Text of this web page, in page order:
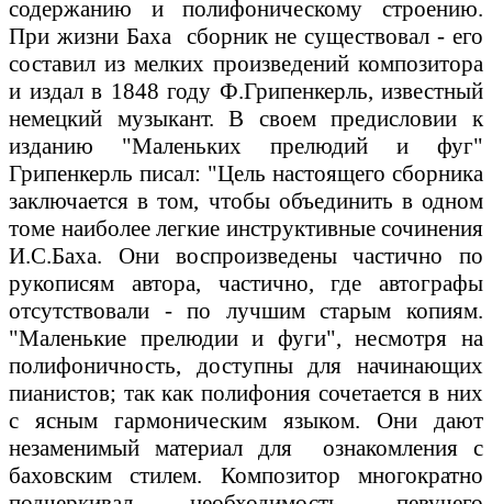
содержанию и полифоническому строению.
При жизни Баха сборник не существовал - его
составил из мелких произведений композитора
и издал в 1848 году Ф.Грипенкерль, известный
немецкий музыкант. В своем предисловии к
изданию "Маленьких прелюдий и фуг"
Грипенкерль писал: "Цель настоящего сборника
заключается в том, чтобы объединить в одном
томе наиболее легкие инструктивные сочинения
И.С.Баха. Они воспроизведены частично по
рукописям автора, частично, где автографы
отсутствовали - по лучшим старым копиям.
"Маленькие прелюдии и фуги", несмотря на
полифоничность, доступны для начинающих
пианистов; так как полифония сочетается в них
с ясным гармоническим языком. Они дают
незаменимый материал для ознакомления с
баховским стилем. Композитор многократно